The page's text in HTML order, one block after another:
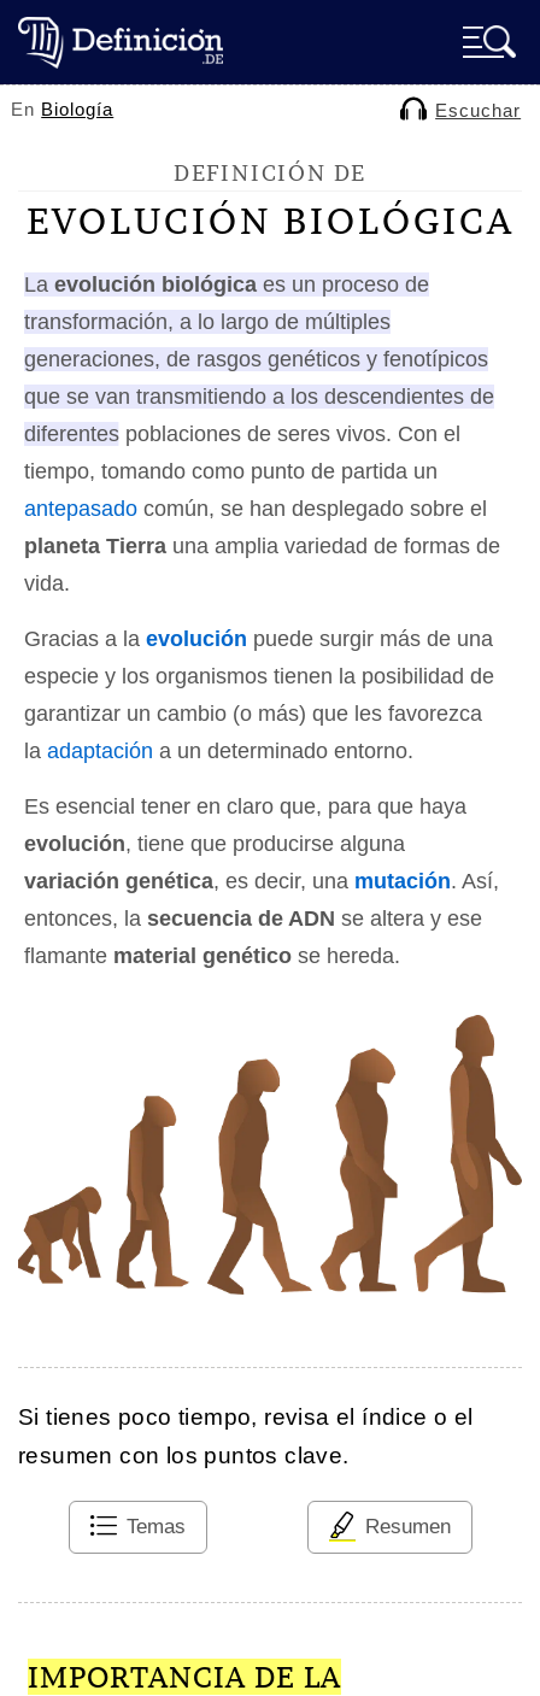
En Biología Escuchar
DEFINICIÓN DE
EVOLUCIÓN BIOLÓGICA
La evolución biológica es un proceso de
transformación, a lo largo de múltiples
generaciones, de rasgos genéticos y fenotípicos
que se van transmitiendo a los descendientes de
diferentes poblaciones de seres vivos. Con el
tiempo, tomando como punto de partida un
antepasado común, se han desplegado sobre el
planeta Tierra una amplia variedad de formas de
vida.
Gracias a la evolución puede surgir más de una
especie y los organismos tienen la posibilidad de
garantizar un cambio (o más) que les favorezca
la adaptación a un determinado entorno.
Es esencial tener en claro que, para que haya
evolución, tiene que producirse alguna
variación genética, es decir, una mutación. Así,
entonces, la secuencia de ADN se altera y ese
flamante material genético se hereda.
Si tienes poco tiempo, revisa el índice o el
resumen con los puntos clave.
Temas Resumen
IMPORTANCIA DE LA